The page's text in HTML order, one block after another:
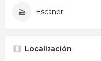
Escáner
Localización